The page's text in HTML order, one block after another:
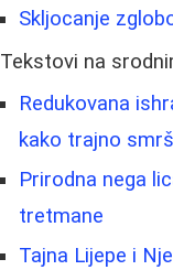
Skljocanje
Tekstovi na
Redukovana
kako trajno
Prirodna nega
tretmane
Tajna Lijepe i